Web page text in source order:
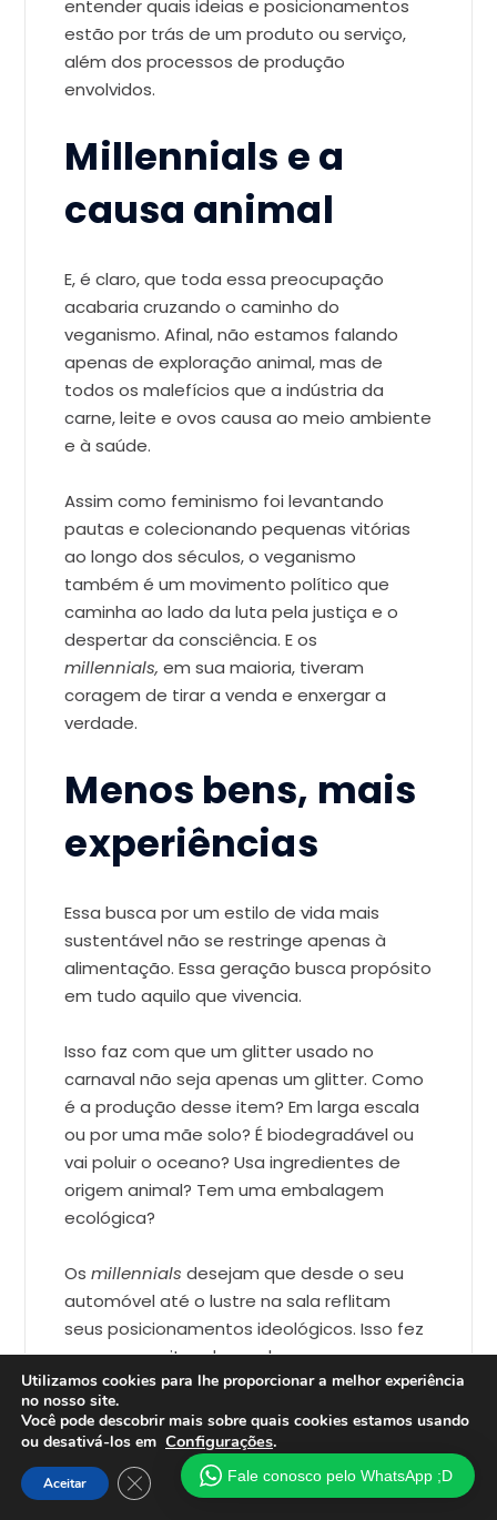
entender quais ideias e posicionamentos
estão por trás de um produto ou serviço,
além dos processos de produção
envolvidos.
Millennials e a
causa animal
E, é claro, que toda essa preocupação
acabaria cruzando o caminho do
veganismo. Afinal, não estamos falando
apenas de exploração animal, mas de
todos os malefícios que a indústria da
carne, leite e ovos causa ao meio ambiente
e à saúde.
Assim como feminismo foi levantando
pautas e colecionando pequenas vitórias
ao longo dos séculos, o veganismo
também é um movimento político que
caminha ao lado da luta pela justiça e o
despertar da consciência. E os
millennials,em sua maioria, tiveram
coragem de tirar a venda e enxergar a
verdade.
Menos bens, mais
experiências
Essa busca por um estilo de vida mais
sustentável não se restringe apenas à
alimentação. Essa geração busca propósito
em tudo aquilo que vivencia.
Isso faz com que um glitter usado no
carnaval não seja apenas um glitter. Como
é a produção desse item? Em larga escala
ou por uma mãe solo? É biodegradável ou
vai poluir o oceano? Usa ingredientes de
origem animal? Tem uma embalagem
ecológica?
Osmillennialsdesejam que desde o seu
automóvel até o lustre na sala reflitam
seus posicionamentos ideológicos. Isso fez
com que muitos desacelerassem o
consumo e focassem nas experiência.
O importante não é mais ter. O importante
é ter o que for necessário. É viver.
Utilizamos cookies para lhe proporcionar a melhor experiência
no nosso site.
Você pode descobrir mais sobre quais cookies estamos usando
ou desativá-los em Configurações.
Aceitar Close GDPR Cookie Banner
Fale conosco pelo WhatsApp ;D